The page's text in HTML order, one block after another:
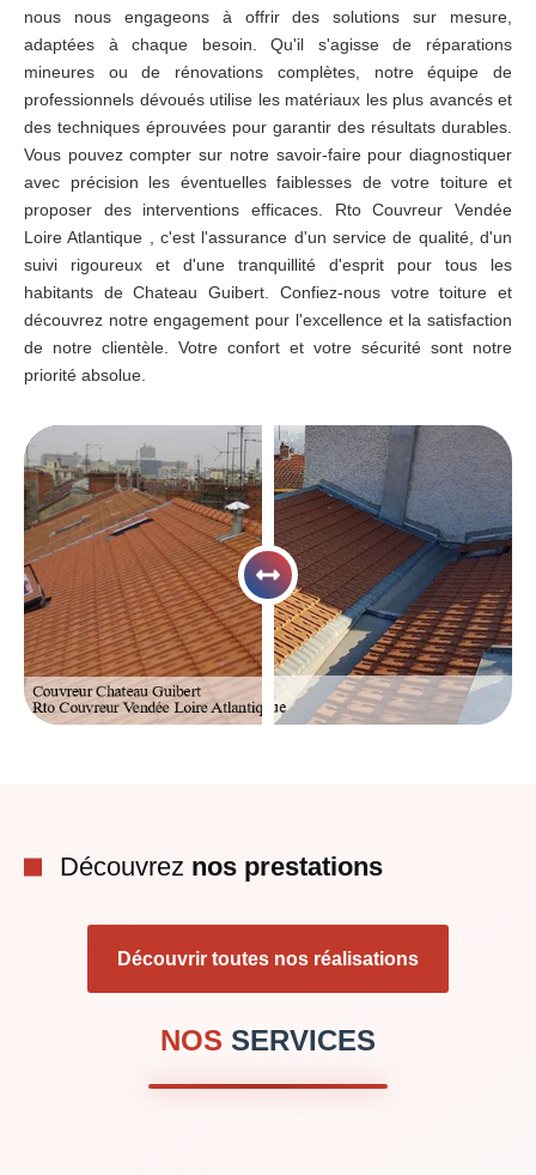
nous nous engageons à offrir des solutions sur mesure,
adaptées à chaque besoin. Qu'il s'agisse de réparations
mineures ou de rénovations complètes, notre équipe de
professionnels dévoués utilise les matériaux les plus avancés et
des techniques éprouvées pour garantir des résultats durables.
Vous pouvez compter sur notre savoir-faire pour diagnostiquer
avec précision les éventuelles faiblesses de votre toiture et
proposer des interventions efficaces. Rto Couvreur Vendée
Loire Atlantique , c'est l'assurance d'un service de qualité, d'un
suivi rigoureux et d'une tranquillité d'esprit pour tous les
habitants de Chateau Guibert. Confiez-nous votre toiture et
découvrez notre engagement pour l'excellence et la satisfaction
de notre clientèle. Votre confort et votre sécurité sont notre
priorité absolue.
Découvrez nos prestations
Découvrir toutes nos réalisations
NOS SERVICES